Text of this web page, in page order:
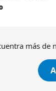
más de